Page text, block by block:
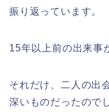
振り返っています。
15年以上前の出来事
それだけ、二人の出
深いものだったので